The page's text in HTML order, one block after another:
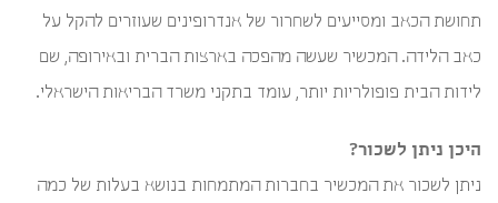
תחושת הכאב ומסייעים לשחרור של אנדרופינים שעוזרים להקל על
כאב הלידה. המכשיר שעשה מהפכה בארצות הברית ובאירופה, שם
לידות הבית פופולריות יותר, עומד בתקני משרד הבריאות הישראלי.
היכן ניתן לשכור?
ניתן לשכור את המכשיר בחברות המתמחות בנושא בעלות של כמה